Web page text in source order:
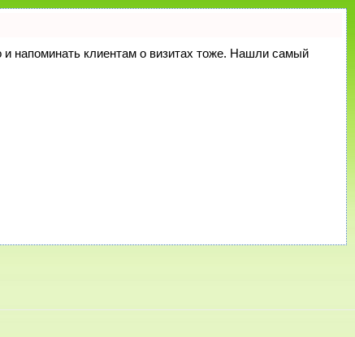
и напоминать клиентам о визитах тоже. Нашли самый